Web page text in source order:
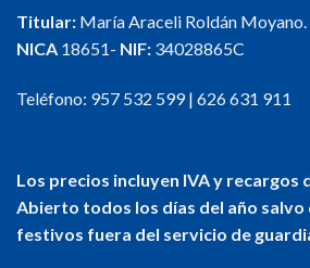
Titular: María Araceli Roldán
NICA 18651- NIF: 34028865C
Teléfono: 957 532 599| 626 631 911
Los precios incluyen IVA y recargos
Abierto todos los días del año salvo
festivos fuera del servicio de